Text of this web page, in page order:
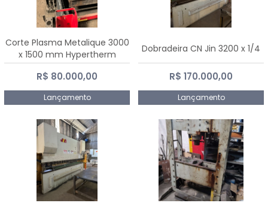
Corte Plasma Metalique 3000
x 1500 mm Hypertherm
Powermax 45 xp
R$ 80.000,00
Lançamento
Dobradeira CN Jin 3200 x 1/4
R$ 170.000,00
Lançamento